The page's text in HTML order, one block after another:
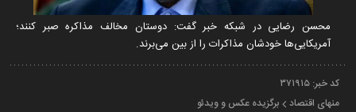
محسن رضایی در شبکه خبر گفت: دوستان مخالف مذاکره صبر کنند؛
آمریکایی‌ها خودشان مذاکرات را از بین می‌برند.
کد خبر: ۳۷۱۹۱۵
منهای اقتصاد
برگزیده عکس و ویدئو